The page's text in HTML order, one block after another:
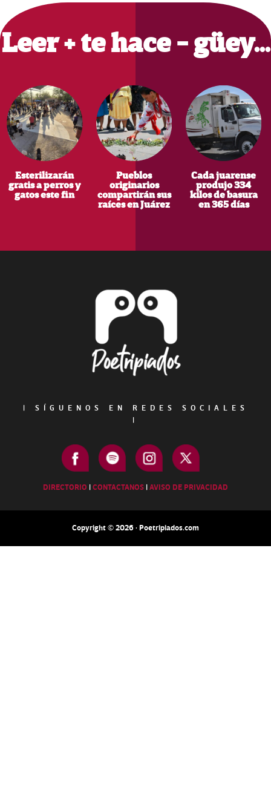
Sidebar
Leer + te hace - güey…
Esterilizarán
gratis a perros y
gatos este fin
Pueblos
originarios
compartirán sus
raíces en Juárez
Cada juarense
produjo 334
kilos de basura
en 365 días
|
SÍGUENOS EN REDES SOCIALES
|
DIRECTORIO |CONTACTANOS |AVISO DE PRIVACIDAD
Copyright © 2026 · Poetripiados.com